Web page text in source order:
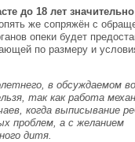
до 18 лет значительно
же сопряжён с
опеки будет
по размеру и
в обсуждаемом
так как работа
когда выписывание
проблем, а с желанием
дитя.